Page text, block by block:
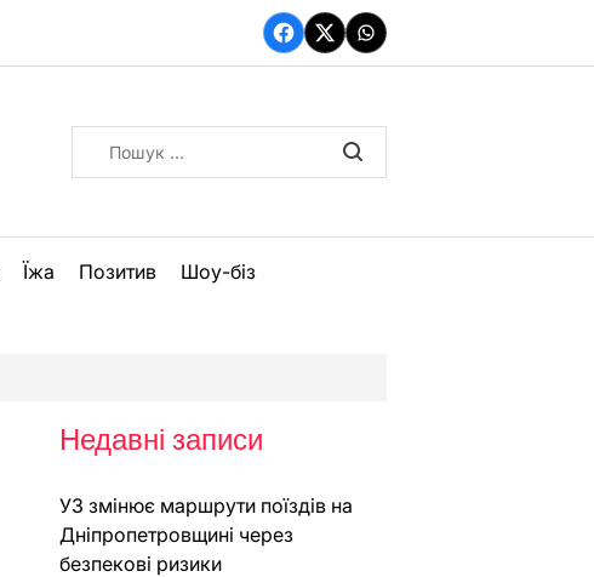
Facebook
TwitterWhatsApp
Їжа Позитив Шоу-біз
Недавні записи
УЗ змінює маршрути поїздів на
Дніпропетровщині через
безпекові ризики